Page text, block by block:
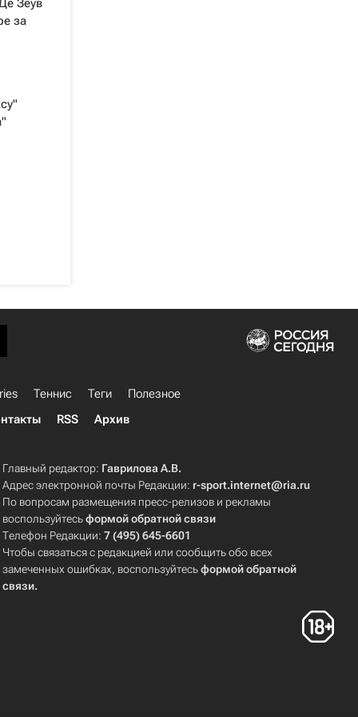
Зеув
за
Теннис Теги
Полезное
RSS Архив
Главный редактор: Гаврилова А.В.
Адрес электронной почты Редакции: r-sport.internet@ria.ru
По вопросам размещения пресс-релизов и рекламы
воспользуйтесьформой обратной связи
Телефон Редакции:7 (495) 645-6601
Чтобы связаться с редакцией или сообщить обо всех
замеченных ошибках, воспользуйтесьформой обратной
связи.